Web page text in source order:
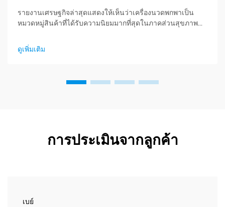
รายงานเศรษฐกิจล่าสุดแสดงให้เห็นว่าเครื่องนวดพกพาเป็น
หมวดหมู่สินค้าที่ได้รับความนิยมมากที่สุดในภาคส่วนสุขภาพ
สำหรับผลิตภัณฑ์ผ่อนคลาย ผู้จัดจำหน่ายได้ค้นพบแล้ว...
ดูเพิ่มเติม
การประเมินจากลูกค้า
เบย์